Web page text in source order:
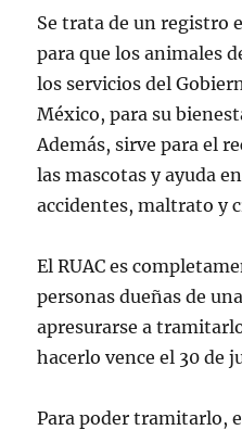
Se trata de un registro
para que los animales
los servicios del
México, para su
Además, sirve para el
las mascotas y ayuda
accidentes, maltrato y
El RUAC es
personas dueñas de
apresurarse a
hacerlo vence el 30 de
Para poder tramitarlo,